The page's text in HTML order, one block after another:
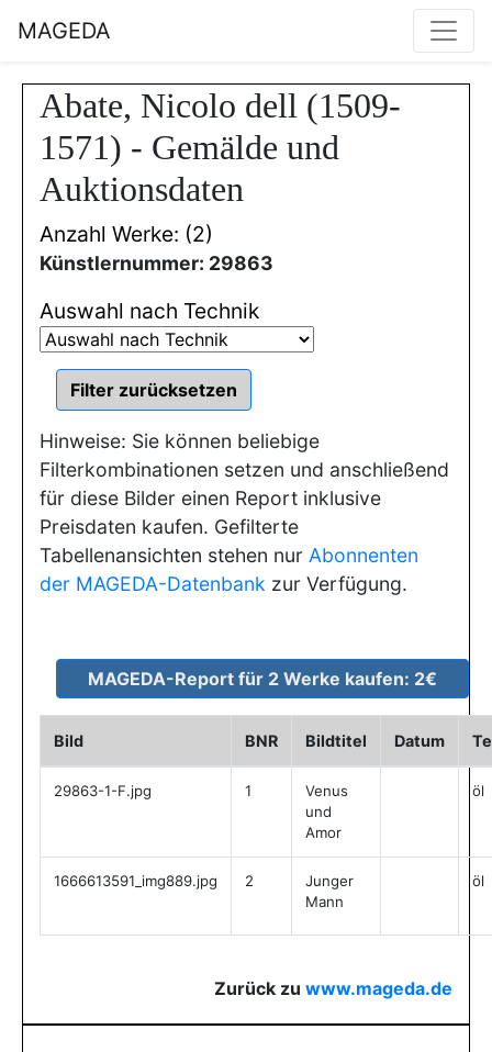
MAGEDA
Abate, Nicolo dell (1509-
1571) - Gemälde und
Auktionsdaten
Anzahl Werke: (2)
Künstlernummer: 29863
Auswahl nach Technik
Hinweise: Sie können beliebige
Filterkombinationen setzen und anschließend
für diese Bilder einen Report inklusive
Preisdaten kaufen. Gefilterte
Tabellenansichten stehen nur Abonnenten
der MAGEDA-Datenbank zur Verfügung.
Bild BNR Bildtitel Datum
29863-1-F.jpg 1
Venus
und
Amor
öl
1666613591_img889.jpg 2
Junger
Mann
öl
Zurück zu www.mageda.de